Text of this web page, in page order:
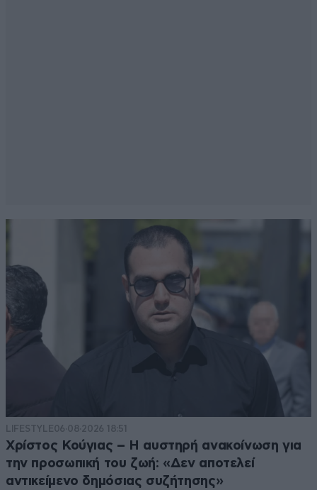
LIFESTYLE06·08·2026 18:51
Χρίστος Κούγιας – Η αυστηρή ανακοίνωση για
την προσωπική του ζωή: «Δεν αποτελεί
αντικείμενο δημόσιας συζήτησης»